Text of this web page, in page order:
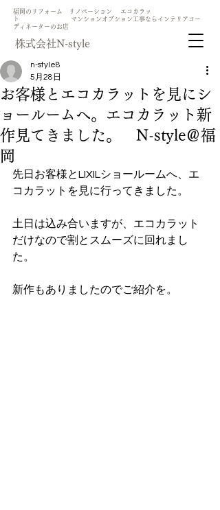
​福岡のリフォーム リノベーション エコカラッ
ト マンションオプション工事ならインテリアコー
ディネーターのお店
​株式会社N-style
お客様とエコカラットを見にシ
ョールームへ。エコカラット新
作見てきました。 N-style＠福
岡
n-style8
5月28日
先日お客様とLIXILショールームへ、エ
コカラットを見に行ってきました。
土日は込み合いますが、エコカラット
だけなので割とスムーズに回れまし
た。
新作もありましたのでご紹介を。